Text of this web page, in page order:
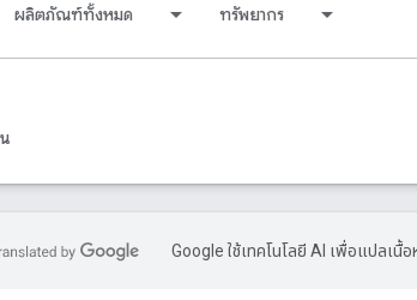
ผลิตภัณฑ์ทั้งหมด ทรัพยากร
Google ใช้เทคโนโลยี AI เพื่อแปลเ